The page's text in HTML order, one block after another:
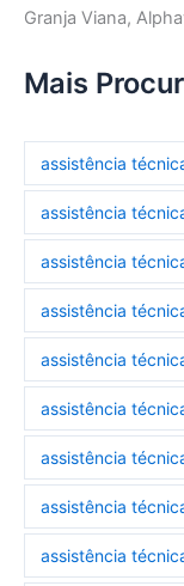
Granja Viana,
Mais
assistência
assistência
assistência
assistência
assistência
assistência
assistência
assistência
assistência